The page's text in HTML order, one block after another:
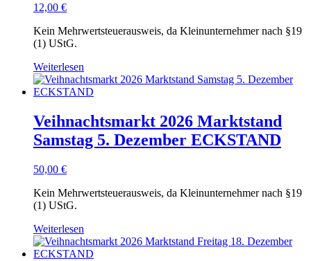
12,00 €
Kein Mehrwertsteuerausweis, da Kleinunternehmer nach §19
(1) UStG.
Weiterlesen
Veihnachtsmarkt 2026 Marktstand
Samstag 5. Dezember ECKSTAND
50,00 €
Kein Mehrwertsteuerausweis, da Kleinunternehmer nach §19
(1) UStG.
Weiterlesen